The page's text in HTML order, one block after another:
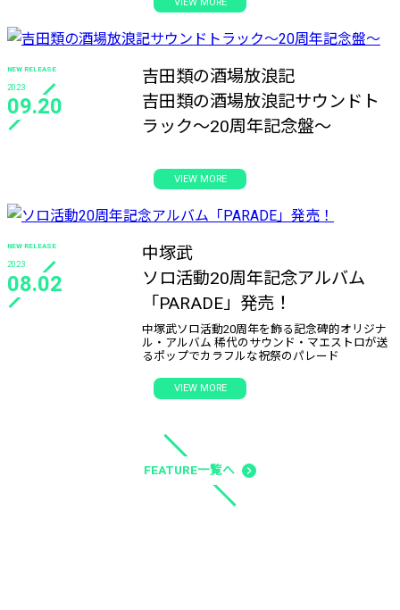
NEW RELEASE
2023
09.20
吉田類の酒場放浪記
吉田類の酒場放浪記サウンドト
ラック〜20周年記念盤〜
VIEW MORE
NEW RELEASE
2023
08.02
中塚武
ソロ活動20周年記念アルバム
「PARADE」発売！
中塚武ソロ活動20周年を飾る記念碑的オリジナ
ル・アルバム 稀代のサウンド・マエストロが送
るポップでカラフルな祝祭のパレード
VIEW MORE
FEATURE一覧へ navigate_next